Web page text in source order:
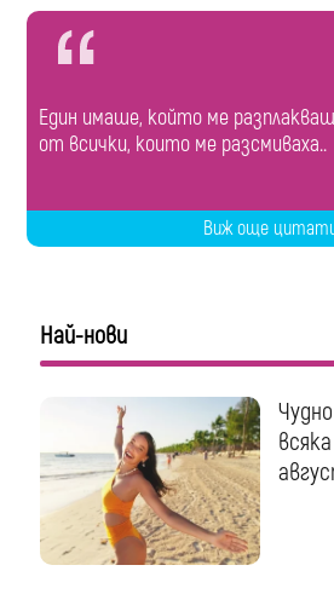
Един имаше, който ме
от всички, които ме разсмиваха..
Виж още
Най-нови